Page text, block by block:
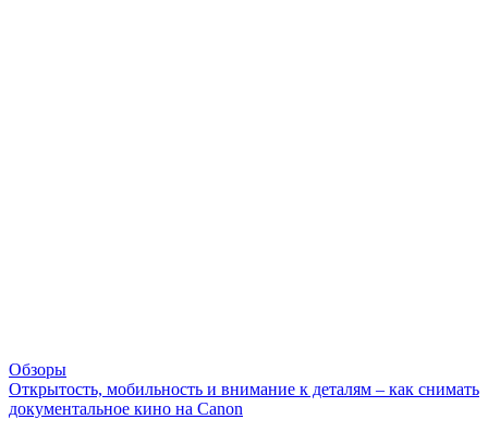
Обзоры
Открытость, мобильность и внимание к деталям – как снимать
документальное кино на Canon